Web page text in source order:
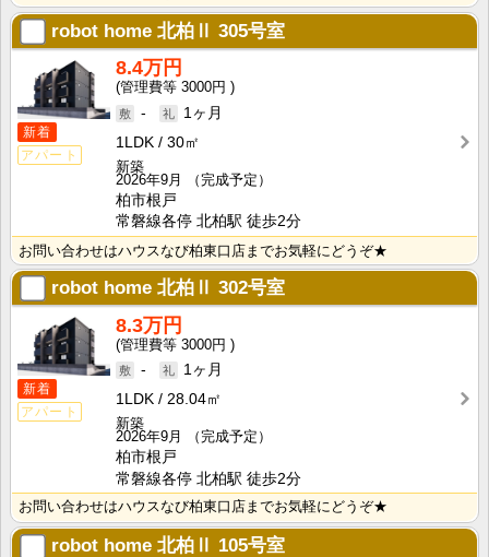
robot home 北柏Ⅱ 305号室
新着
アパート
8.4万円
3000円
-
1ヶ月
1LDK
30㎡
新築
2026年9月
（完成予定）
柏市根戸
常磐線各停 北柏駅 徒歩2分
お問い合わせはハウスなび柏東口店までお気軽にどうぞ★
robot home 北柏Ⅱ 302号室
新着
アパート
8.3万円
3000円
-
1ヶ月
1LDK
28.04㎡
新築
2026年9月
（完成予定）
柏市根戸
常磐線各停 北柏駅 徒歩2分
お問い合わせはハウスなび柏東口店までお気軽にどうぞ★
robot home 北柏Ⅱ 105号室